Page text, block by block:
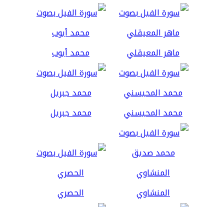
ماهر المعيقلي محمد أيوب
محمد المحيسني محمد جبريل
المنشاوي الحصري